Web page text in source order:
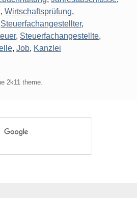
, Wirtschaftsprüfung,
Steuerfachangestellter,
, Steuerfachangestellte,
, Job, Kanzlei
2k11 theme.